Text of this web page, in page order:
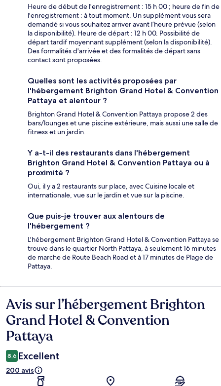
Heure de début de l'enregistrement : 15 h 00 ; heure de fin de
l'enregistrement : à tout moment. Un supplément vous sera
demandé si vous souhaitez arriver avant l’heure prévue (selon
la disponibilité). Heure de départ : 12 h 00. Possibilité de
départ tardif moyennant supplément (selon la disponibilité).
Des formalités d'arrivée et des formalités de départ sans
contact sont proposées.
Quelles sont les activités proposées par
l'hébergement Brighton Grand Hotel & Convention
Pattaya et alentour ?
Brighton Grand Hotel & Convention Pattaya propose 2 des
bars/lounges et une piscine extérieure, mais aussi une salle de
fitness et un jardin.
Y a-t-il des restaurants dans l'hébergement
Brighton Grand Hotel & Convention Pattaya ou à
proximité ?
Oui, il y a 2 restaurants sur place, avec Cuisine locale et
internationale, vue sur le jardin et vue sur la piscine.
Que puis-je trouver aux alentours de
l'hébergement ?
L'hébergement Brighton Grand Hotel & Convention Pattaya se
trouve dans le quartier North Pattaya, à seulement 16 minutes
de marche de Route Beach Road et à 17 minutes de Plage de
Pattaya.
Avis
Avis sur l’hébergement Brighton
Grand Hotel & Convention
Pattaya
8,6 Excellent
200 avis